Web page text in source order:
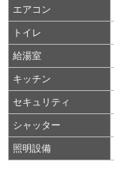
エアコン
トイレ
給湯室
キッチン
セキュリティ
シャッター
照明設備